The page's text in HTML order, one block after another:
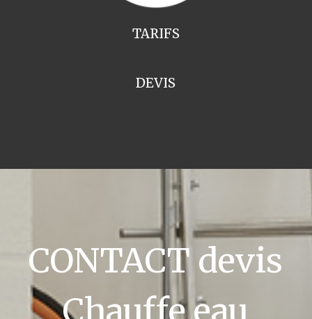
TARIFS
DEVIS
CONTACT devis
Chauffe eau